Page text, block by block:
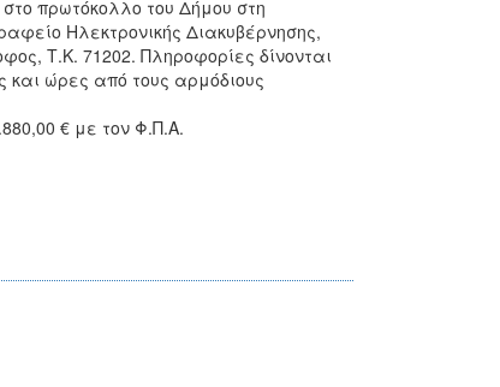
πρωτόκολλο του Δήμου στη
Ηλεκτρονικής Διακυβέρνησης,
Τ.Κ. 71202. Πληροφορίες δίνονται
και ώρες από τους αρμόδιους
€ με τον Φ.Π.Α.